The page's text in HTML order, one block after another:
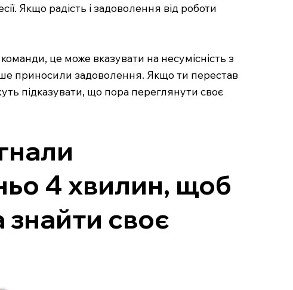
Якщо радість і задоволення від роботи
це може вказувати на несумісність з
приносили задоволення. Якщо ти перестав
підказувати, що пора переглянути своє
4 хвилин, щоб
знайти своє